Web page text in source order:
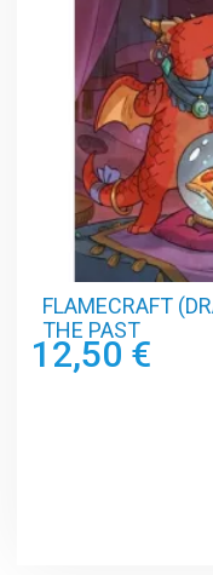
FLAMECRAFT
THE PAST
12,50 €